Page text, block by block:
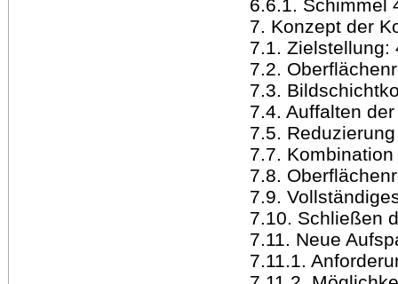
6.6.1. Schimmel
7. Konzept der
7.1. Zielstellung:
7.2.
7.3.
7.4. Auffalten
7.5.
7.7.
7.8.
7.9.
7.10. Schließen
7.11. Neue
7.11.1.